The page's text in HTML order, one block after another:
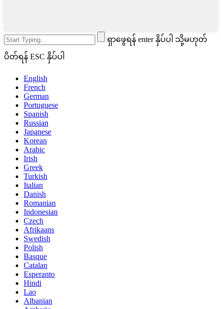
ရှာဖွေရန် enter နှိပ်ပါ သို့မဟုတ်
ပိတ်ရန် ESC နှိပ်ပါ
English
French
German
Portuguese
Spanish
Russian
Japanese
Korean
Arabic
Irish
Greek
Turkish
Italian
Danish
Romanian
Indonesian
Czech
Afrikaans
Swedish
Polish
Basque
Catalan
Esperanto
Hindi
Lao
Albanian